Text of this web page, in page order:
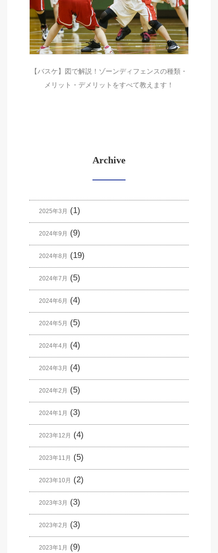
【バスケ】図で解説！ゾーンディフェンスの種類・
メリット・デメリットをすべて教えます！
Archive
2025年3月 (1)
2024年9月 (9)
2024年8月 (19)
2024年7月 (5)
2024年6月 (4)
2024年5月 (5)
2024年4月 (4)
2024年3月 (4)
2024年2月 (5)
2024年1月 (3)
2023年12月 (4)
2023年11月 (5)
2023年10月 (2)
2023年3月 (3)
2023年2月 (3)
2023年1月 (9)